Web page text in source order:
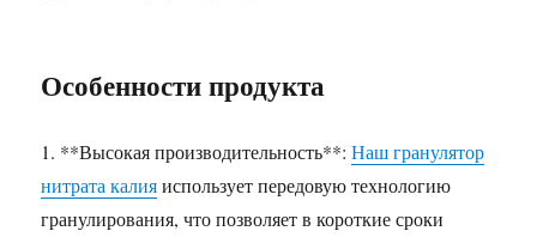
Особенности продукта
1. **Высокая производительность**:Наш гранулятор
нитрата калияиспользует передовую технологию
гранулирования, что позволяет в короткие сроки